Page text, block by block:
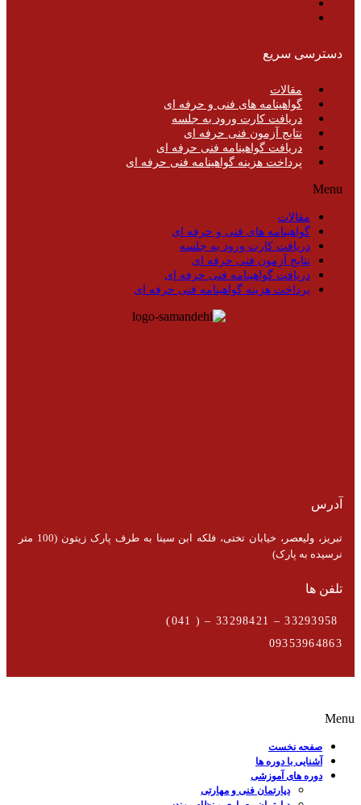
دسترسی سریع
مقالات
گواهینامه های فنی و حرفه ای
دریافت کارت ورود به جلسه
نتایج آزمون فنی حرفه ای
دریافت گواهینامه فنی حرفه ای
پرداخت هزینه گواهینامه فنی حرفه ای
Menu
مقالات
گواهینامه های فنی و حرفه ای
دریافت کارت ورود به جلسه
نتایج آزمون فنی حرفه ای
دریافت گواهینامه فنی حرفه ای
پرداخت هزینه گواهینامه فنی حرفه ای
آدرس
تبریز، ولیعصر، خیابان تختی، فلکه ابن سینا به طرف پارک زیتون (100 متر
نرسیده به پارک)
تلفن ها
09353964863
Menu
صفحه نخست
آشنایی با دوره ها
دوره های آموزشی
دپارتمان فنی و مهارتی